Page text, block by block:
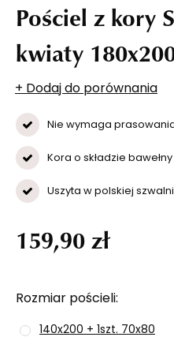
Pościel z kory
kwiaty
+ Dodaj do porównania
Nie wymaga
Kora o składzie
Uszyta w polskiej szwalni
Rozmiar pościeli
140x200 + 1szt. 70x80
159,90 zł